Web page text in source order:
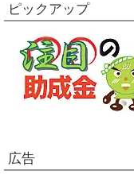
ピックアップ
広告